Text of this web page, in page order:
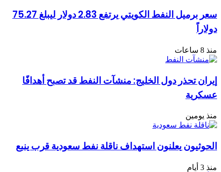
سعر برميل النفط الكويتي يرتفع 2.83 دولار ليبلغ 75.27
دولاراً
منذ 8 ساعات
إيران تحذر دول الخليج: منشآت النفط قد تصبح أهدافًا
عسكرية
منذ يومين
الحوثيون يعلنون استهداف ناقلة نفط سعودية قرب ينبع
منذ 3 أيام